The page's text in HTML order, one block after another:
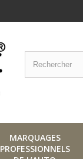
MARQUAGES
PROFESSIONNELS